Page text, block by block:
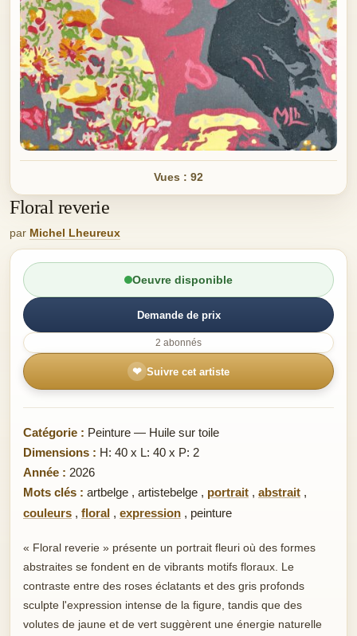
Vues : 92
Floral reverie
par Michel Lheureux
Oeuvre disponible
Demande de prix
2 abonnés
❤ Suivre cet artiste
Catégorie : Peinture — Huile sur toile
Dimensions : H: 40 x L: 40 x P: 2
Année : 2026
Mots clés : artbelge , artistebelge , portrait , abstrait ,
couleurs , floral , expression , peinture
« Floral reverie » présente un portrait fleuri où des formes
abstraites se fondent en de vibrants motifs floraux. Le
contraste entre des roses éclatants et des gris profonds
sculpte l'expression intense de la figure, tandis que des
volutes de jaune et de vert suggèrent une énergie naturelle